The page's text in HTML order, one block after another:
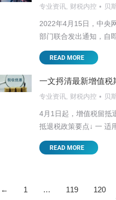
专业资讯 财税内控 贝
2022年4月15日，中央
部门联合发出通知，自
READ MORE
一文捋清最新增值税
专业资讯 财税内控 贝
4月1日起，增值税留抵
抵退税政策要点↓ 一 适
READ MORE
← 1 … 119 120